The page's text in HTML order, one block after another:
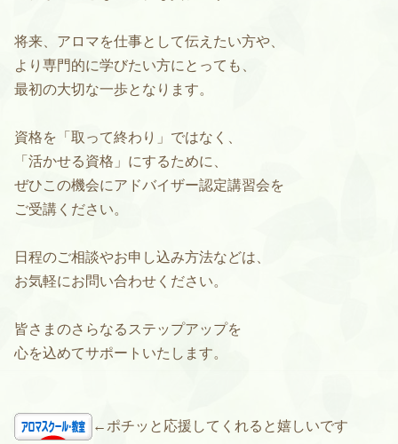
将来、アロマを仕事として伝えたい方や、
より専門的に学びたい方にとっても、
最初の大切な一歩となります。
資格を「取って終わり」ではなく、
「活かせる資格」にするために、
ぜひこの機会にアドバイザー認定講習会を
ご受講ください。
日程のご相談やお申し込み方法などは、
お気軽にお問い合わせください。
皆さまのさらなるステップアップを
心を込めてサポートいたします。
←ポチッと応援してくれると嬉しいです